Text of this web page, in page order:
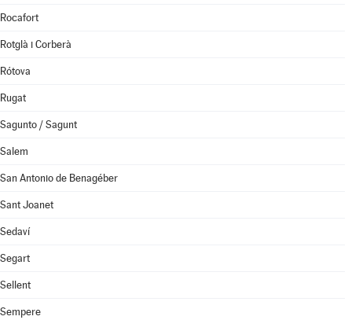
Rocafort
Rotglà i Corberà
Rótova
Rugat
Sagunto / Sagunt
Salem
San Antonio de Benagéber
Sant Joanet
Sedaví
Segart
Sellent
Sempere